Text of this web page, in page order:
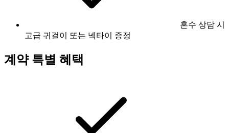
혼수 상담 시
고급 귀걸이 또는 넥타이 증정
계약 특별 혜택